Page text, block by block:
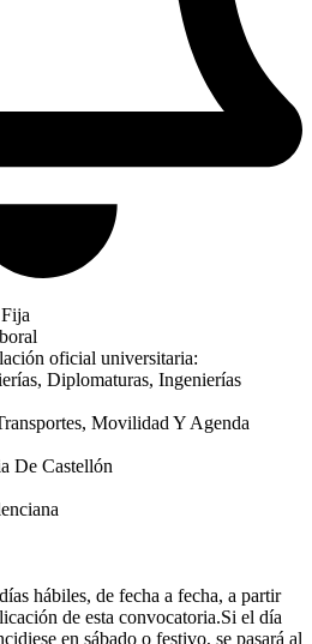
oficial universitaria:
Diplomaturas, Ingenierías
Movilidad Y Agenda
De Castellón
hábiles, de fecha a fecha, a partir
de esta convocatoria.Si el día
en sábado o festivo, se pasará al